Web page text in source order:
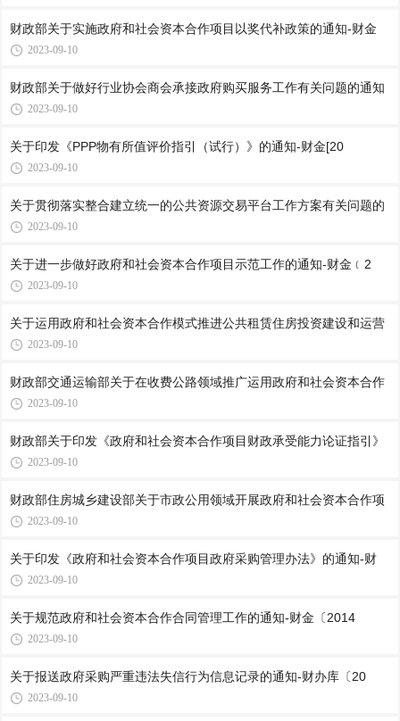
财政部关于实施政府和社会资本合作项目以奖代补政策的通知-财金
2023-09-10
财政部关于做好行业协会商会承接政府购买服务工作有关问题的通知
2023-09-10
关于印发《PPP物有所值评价指引（试行）》的通知-财金[20
2023-09-10
关于贯彻落实整合建立统一的公共资源交易平台工作方案有关问题的
2023-09-10
关于进一步做好政府和社会资本合作项目示范工作的通知-财金﹝2
2023-09-10
关于运用政府和社会资本合作模式推进公共租赁住房投资建设和运营
2023-09-10
财政部交通运输部关于在收费公路领域推广运用政府和社会资本合作
2023-09-10
财政部关于印发《政府和社会资本合作项目财政承受能力论证指引》
2023-09-10
财政部住房城乡建设部关于市政公用领域开展政府和社会资本合作项
2023-09-10
关于印发《政府和社会资本合作项目政府采购管理办法》的通知-财
2023-09-10
关于规范政府和社会资本合作合同管理工作的通知-财金〔2014
2023-09-10
关于报送政府采购严重违法失信行为信息记录的通知-财办库〔20
2023-09-10